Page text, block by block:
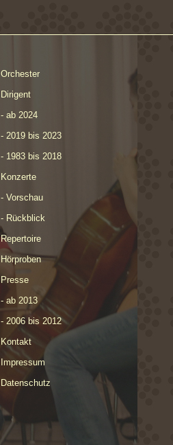
Orchester
Dirigent
- ab 2024
- 2019 bis 2023
- 1983 bis 2018
Konzerte
- Vorschau
- Rückblick
Repertoire
Hörproben
Presse
- ab 2013
- 2006 bis 2012
Kontakt
Impressum
Datenschutz